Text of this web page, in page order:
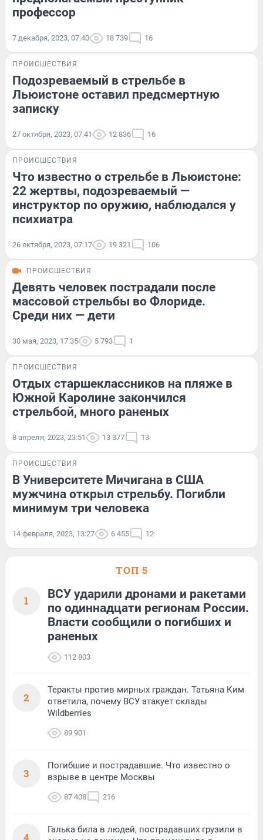
профессор
7 декабря, 2023, 07:40 18 739 16
ПРОИСШЕСТВИЯ
Подозреваемый в стрельбе в
Льюистоне оставил предсмертную
записку
27 октября, 2023, 07:41 12 836 16
ПРОИСШЕСТВИЯ
Что известно о стрельбе в Льюистоне:
22 жертвы, подозреваемый —
инструктор по оружию, наблюдался у
психиатра
26 октября, 2023, 07:17 19 321 106
ПРОИСШЕСТВИЯ
Девять человек пострадали после
массовой стрельбы во Флориде.
Среди них — дети
30 мая, 2023, 17:35 5 793 1
ПРОИСШЕСТВИЯ
Отдых старшеклассников на пляже в
Южной Каролине закончился
стрельбой, много раненых
8 апреля, 2023, 23:51 13 377 13
ПРОИСШЕСТВИЯ
В Университете Мичигана в США
мужчина открыл стрельбу. Погибли
минимум три человека
14 февраля, 2023, 13:27 6 455 12
ТОП 5
1
ВСУ ударили дронами и ракетами
по одиннадцати регионам России.
Власти сообщили о погибших и
раненых
112 803
2
Теракты против мирных граждан. Татьяна Ким
ответила, почему ВСУ атакует склады
Wildberries
89 901
3
Погибшие и пострадавшие. Что известно о
взрыве в центре Москвы
87 408 216
Галька била в людей, пострадавших грузили в